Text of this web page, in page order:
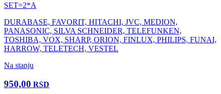
SET=2*A
DURABASE, FAVORIT, HITACHI, JVC, MEDION,
PANASONIC, SILVA SCHNEIDER, TELEFUNKEN,
TOSHIBA, VOX, SHARP, ORION, FINLUX, PHILIPS, FUNAI,
HARROW, TELETECH, VESTEL
Na stanju
950,00 RSD